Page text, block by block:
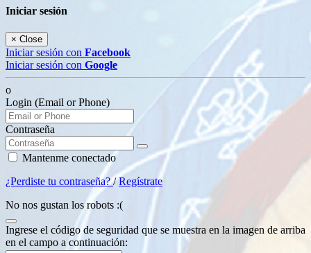
Iniciar sesión
× Close
Iniciar sesión con Facebook
Iniciar sesión con Google
o
Login (Email or Phone)
Contraseña
Mantenme conectado
¿Perdiste tu contraseña?/Regístrate
No nos gustan los robots :(
Ingrese el código de seguridad que se muestra en la imagen de arriba
en el campo a continuación: